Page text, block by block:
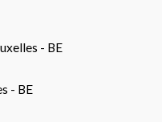
- BE
- BE